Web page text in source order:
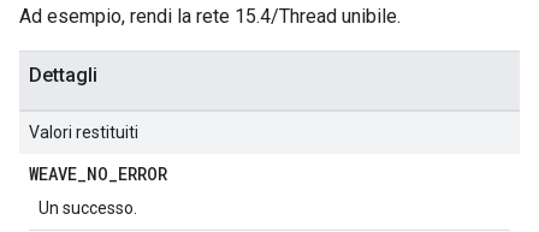
Ad esempio, rendi la rete 15.4/Thread unibile.
Dettagli
Valori restituiti
WEAVE_NO_ERROR
Un successo.